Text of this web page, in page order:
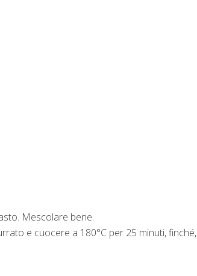
Mescolare bene.
e cuocere a 180°C per 25 minuti, finché,